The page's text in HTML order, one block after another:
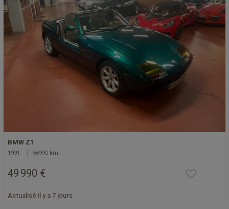
BMW Z1
1991 56990 km
49 990 €
Actualisé il y a 7 jours